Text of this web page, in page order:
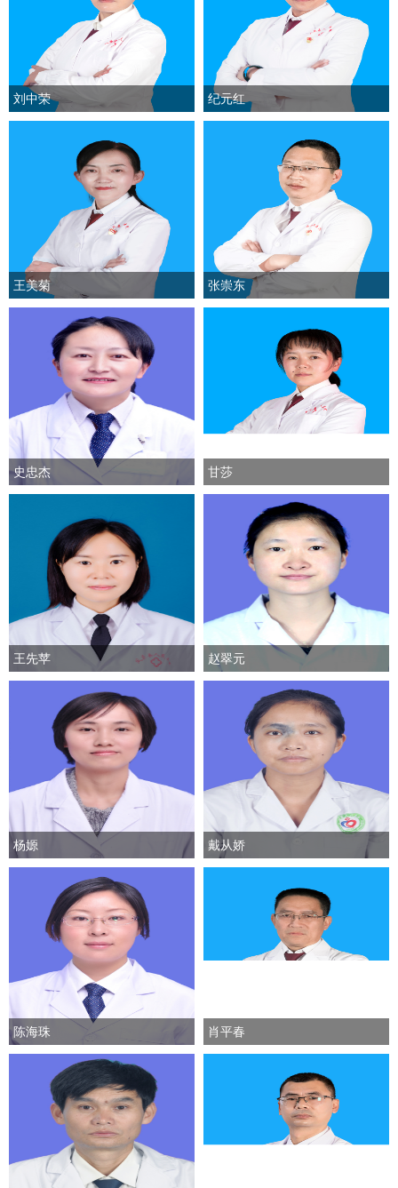
刘中荣 纪元红
王美菊 张崇东
史忠杰 甘莎
王先苹 赵翠元
杨嫄 戴从娇
陈海珠 肖平春